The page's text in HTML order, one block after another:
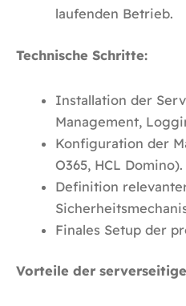
laufenden Betrieb.
Technische Schritte:
Installation der
Management,
Konfiguration der
O365, HCL Domino).
Definition
Finales Setup der
Vorteile der